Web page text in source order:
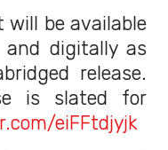
will be available
digitally as
release.
is slated for
eiFFtdjyjk